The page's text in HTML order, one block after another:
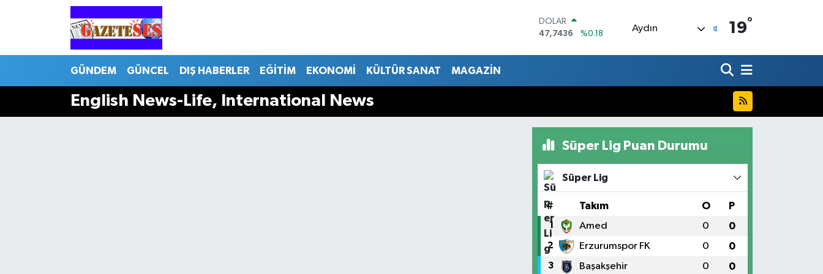
DOLAR
47,7436
%0.18
BİST100
BITCOIN
Aydın 19°
GÜNDEM GÜNCEL DIŞ HABERLER EĞİTİM EKONOMİ KÜLTÜR SANAT MAGAZİN
English News-Life, International News
Süper Lig Puan Durumu
Süper Lig
# Takım O P
1 Amed 0 0
2 Erzurumspor FK 0 0
3 Başakşehir 0 0